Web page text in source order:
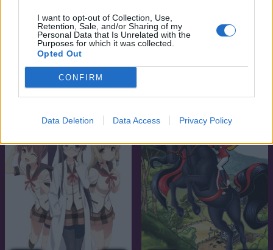
I want to opt-out of Collection, Use,
Retention, Sale, and/or Sharing of my
Personal Data that Is Unrelated with the
Purposes for which it was collected.
Opted Out
CONFIRM
Data Deletion Data Access Privacy Policy
2014 5.9
Transformers: Robots in
Disguise
2011
Gumball csodálatos világa
SOROZAT